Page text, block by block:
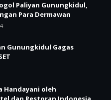
Paliyan Gunungkidul,
Para Dermawan
Gunungkidul Gagas
Handayani oleh